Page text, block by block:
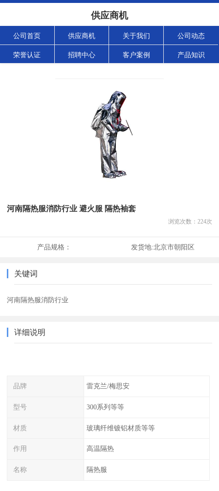
供应商机
公司首页 供应商机 关于我们 公司动态
荣誉认证 招聘中心 客户案例 产品知识
河南隔热服消防行业 避火服 隔热袖套
浏览次数： 224次
产品规格： 发货地:北京市朝阳区
关键词
河南隔热服消防行业
详细说明
品牌 雷克兰/梅思安
型号 300系列等等
材质 玻璃纤维镀铝材质等等
作用 高温隔热
名称 隔热服